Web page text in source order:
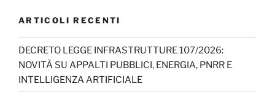
c
e
b
o
o
a
gr
a
m
T
o
k
k
e
dI
n
er
T
u
b
e
ARTICOLI RECENTI
DECRETO LEGGE INFRASTRUTTURE 107/2026:
NOVITÀ SU APPALTI PUBBLICI, ENERGIA, PNRR E
INTELLIGENZA ARTIFICIALE